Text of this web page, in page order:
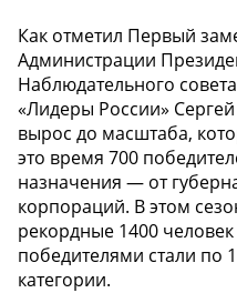
Как отметил Первый
Администрации
Наблюдательного
«Лидеры России»
вырос до масштаба,
это время 700
назначения — от
корпораций. В этом
рекордные 1400
победителями стали по
категории.